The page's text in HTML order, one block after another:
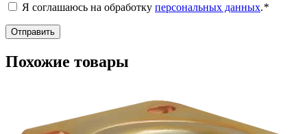
Я соглашаюсь на обработку персональных данных.*
Похожие товары